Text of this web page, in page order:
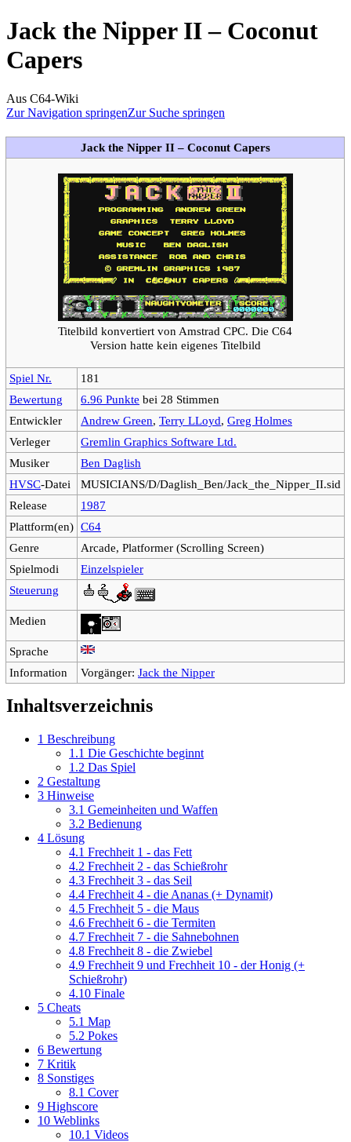
Jack the Nipper II – Coconut
Capers
Aus C64-Wiki
Zur Navigation springenZur Suche springen
Jack the Nipper II – Coconut Capers
Titelbild konvertiert von Amstrad CPC. Die C64
Version hatte kein eigenes Titelbild
Spiel Nr.
181
Bewertung
6.96 Punkte bei 28 Stimmen
Entwickler
Andrew Green, Terry LLoyd, Greg Holmes
Verleger
Gremlin Graphics Software Ltd.
Musiker
Ben Daglish
HVSC-Datei
MUSICIANS/D/Daglish_Ben/Jack_the_Nipper_II.sid
Release
1987
Plattform(en) C64
Genre
Arcade, Platformer (Scrolling Screen)
Spielmodi
Einzelspieler
Steuerung
Medien
Sprache
Information
Vorgänger: Jack the Nipper
Inhaltsverzeichnis
1 Beschreibung
1.1 Die Geschichte beginnt
1.2 Das Spiel
2 Gestaltung
3 Hinweise
3.1 Gemeinheiten und Waffen
3.2 Bedienung
4 Lösung
4.1 Frechheit 1 - das Fett
4.2 Frechheit 2 - das Schießrohr
4.3 Frechheit 3 - das Seil
4.4 Frechheit 4 - die Ananas (+ Dynamit)
4.5 Frechheit 5 - die Maus
4.6 Frechheit 6 - die Termiten
4.7 Frechheit 7 - die Sahnebohnen
4.8 Frechheit 8 - die Zwiebel
4.9 Frechheit 9 und Frechheit 10 - der Honig (+
Schießrohr)
4.10 Finale
5 Cheats
5.1 Map
5.2 Pokes
6 Bewertung
7 Kritik
8 Sonstiges
8.1 Cover
9 Highscore
10 Weblinks
10.1 Videos